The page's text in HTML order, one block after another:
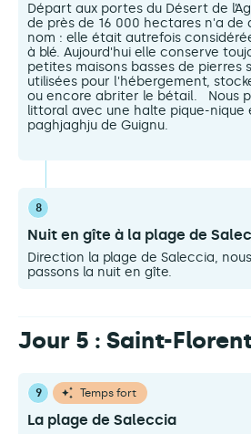
Départ aux portes du Désert de
de près de 16 000 hectares n'a de
nom : elle était autrefois
à blé. Aujourd'hui elle conserve
petites maisons basses de pierres
utilisées pour l'hébergement,
ou encore abriter le bétail. Nous
littoral avec une halte pique-nique
paghjaghju de Guignu.
8
Nuit en gîte à la plage de
Direction la plage de Saleccia,
passons la nuit en gîte.
Jour 5 : Saint-
9 Temps fort
La plage de Saleccia